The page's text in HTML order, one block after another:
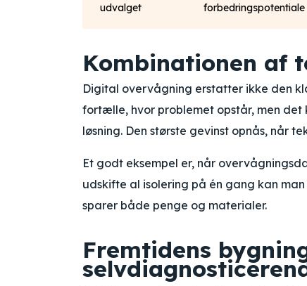
udvalget
forbedringspotentiale
Kombinationen af
Digital overvågning erstatter ikke den
fortælle, hvor problemet opstår, men
løsning. Den største gevinst opnås, når
Et godt eksempel er, når
udskifte al isolering på én gang kan
sparer både penge og materialer.
Fremtidens